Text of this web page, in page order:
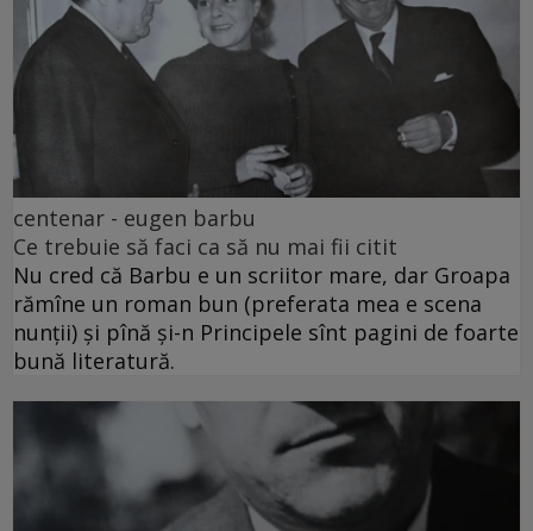
centenar - eugen barbu
Ce trebuie să faci ca să nu mai fii citit
Nu cred că Barbu e un scriitor mare, dar Groapa
rămîne un roman bun (preferata mea e scena
nunții) și pînă și-n Principele sînt pagini de foarte
bună literatură.